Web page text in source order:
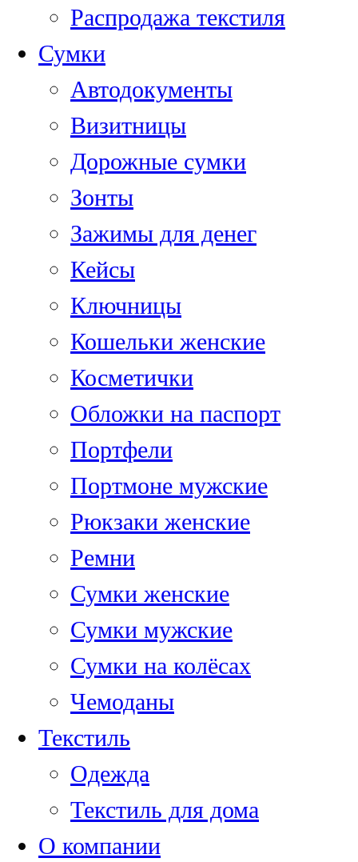
Распродажа текстиля
Сумки
Автодокументы
Визитницы
Дорожные сумки
Зонты
Зажимы для денег
Кейсы
Ключницы
Кошельки женские
Косметички
Обложки на паспорт
Портфели
Портмоне мужские
Рюкзаки женские
Ремни
Сумки женские
Сумки мужские
Сумки на колёсах
Чемоданы
Текстиль
Одежда
Текстиль для дома
О компании